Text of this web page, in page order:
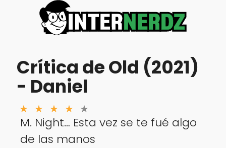
Crítica de Old (2021)
- Daniel
M. Night… Esta vez se te fué algo
de las manos